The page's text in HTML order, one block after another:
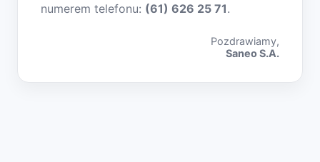
numerem telefonu: (61) 626 25 71.
Pozdrawiamy,
Saneo S.A.